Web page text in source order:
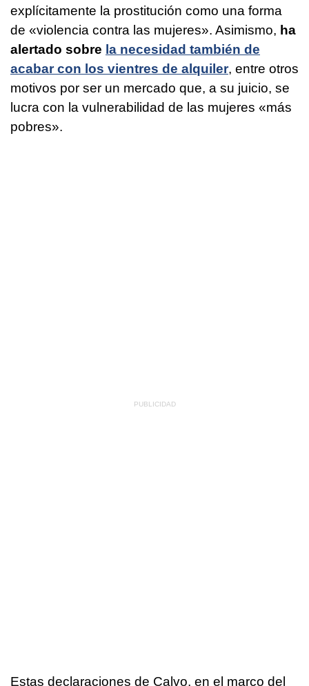
explícitamente la prostitución como una forma
de «violencia contra las mujeres». Asimismo, ha
alertado sobre la necesidad también de
acabar con los vientres de alquiler, entre otros
motivos por ser un mercado que, a su juicio, se
lucra con la vulnerabilidad de las mujeres «más
pobres».
Estas declaraciones de Calvo, en el marco del